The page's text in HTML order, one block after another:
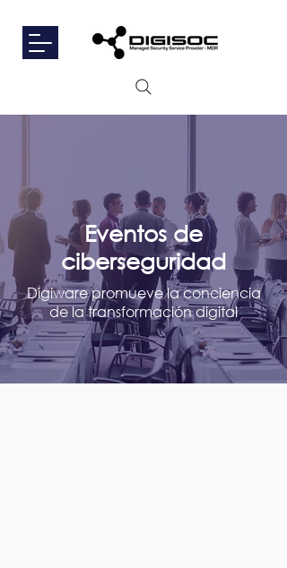
Eventos de
ciberseguridad
Digiware promueve la conciencia
de la transformación digital